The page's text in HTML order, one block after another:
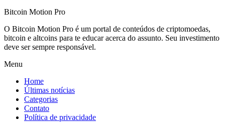
Bitcoin Motion Pro
O Bitcoin Motion Pro é um portal de conteúdos de criptomoedas,
bitcoin e altcoins para te educar acerca do assunto. Seu investimento
deve ser sempre responsável.
Menu
Home
Últimas notícias
Categorias
Contato
Política de privacidade